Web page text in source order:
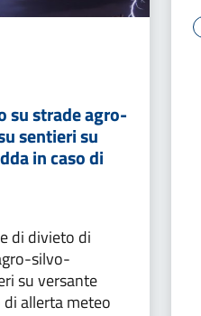
su strade agro-
sentieri su
in caso di
di divieto di
silvo-
su versante
allerta meteo